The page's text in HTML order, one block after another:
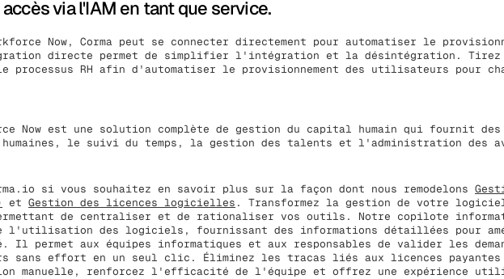
via l'IAM en tant que service.
Now, Corma peut se connecter directement pour automatiser le
directe permet de simplifier l'intégration et la désintégration. Tirez
processus RH afin d'automatiser le provisionnement des utilisateurs pour
Now est une solution complète de gestion du capital humain qui fournit
humaines, le suivi du temps, la gestion des talents et l'administration des
si vous souhaitez en savoir plus sur la façon dont nous remodelons
et Gestion des licences logicielles . Transformez la gestion de votre logiciel
de centraliser et de rationaliser vos outils. Notre copilote
l'utilisation des logiciels, fournissant des informations détaillées pour
permet aux équipes informatiques et aux responsables de valider les
sans effort en un seul clic. Éliminez les tracas liés aux licences
manuelle, renforcez l'efficacité de l'équipe et offrez une expérience